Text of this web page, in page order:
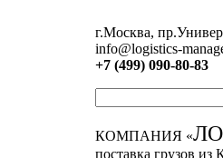
г.Москва,
info@logistics-
+7 (499) 090-80-83
КОМПАНИЯ «
поставка грузов из